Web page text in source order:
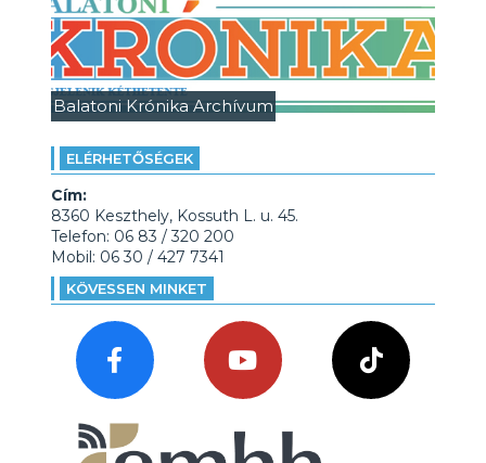
Balatoni Krónika Archívum
ELÉRHETŐSÉGEK
Cím:
8360 Keszthely, Kossuth L. u. 45.
Telefon: 06 83 / 320 200
Mobil: 06 30 / 427 7341
KÖVESSEN MINKET